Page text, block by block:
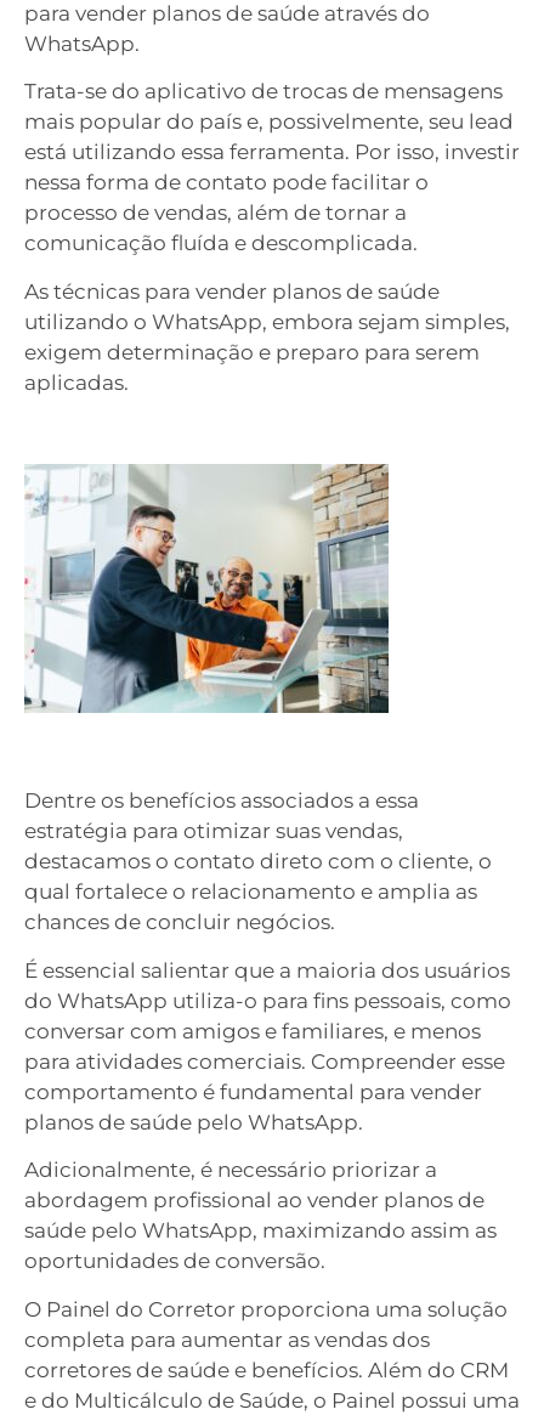
para vender planos de saúde através do
WhatsApp.
Trata-se do aplicativo de trocas de mensagens
mais popular do país e, possivelmente, seu lead
está utilizando essa ferramenta. Por isso, investir
nessa forma de contato pode facilitar o
processo de vendas, além de tornar a
comunicação fluída e descomplicada.
As técnicas para vender planos de saúde
utilizando o WhatsApp, embora sejam simples,
exigem determinação e preparo para serem
aplicadas.
Dentre os benefícios associados a essa
estratégia para otimizar suas vendas,
destacamos o contato direto com o cliente, o
qual fortalece o relacionamento e amplia as
chances de concluir negócios.
É essencial salientar que a maioria dos usuários
do WhatsApp utiliza-o para fins pessoais, como
conversar com amigos e familiares, e menos
para atividades comerciais. Compreender esse
comportamento é fundamental para vender
planos de saúde pelo WhatsApp.
Adicionalmente, é necessário priorizar a
abordagem profissional ao vender planos de
saúde pelo WhatsApp, maximizando assim as
oportunidades de conversão.
O Painel do Corretor proporciona uma solução
completa para aumentar as vendas dos
corretores de saúde e benefícios. Além do CRM
e do Multicálculo de Saúde, o Painel possui uma